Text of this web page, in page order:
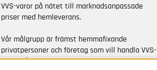
VVS-varor på nätet till marknadsanpassade
priser med hemleverans.
Vår målgrupp är främst hemmafixande
privatpersoner och företag som vill handla VVS-
varor från kända varumärken.